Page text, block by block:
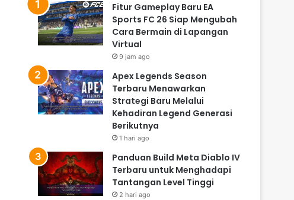
Fitur Gameplay Baru EA
Sports FC 26 Siap Mengubah
Cara Bermain di Lapangan
Virtual
9 jam ago
Apex Legends Season
Terbaru Menawarkan
Strategi Baru Melalui
Kehadiran Legend Generasi
Berikutnya
1 hari ago
Panduan Build Meta Diablo IV
Terbaru untuk Menghadapi
Tantangan Level Tinggi
2 hari ago